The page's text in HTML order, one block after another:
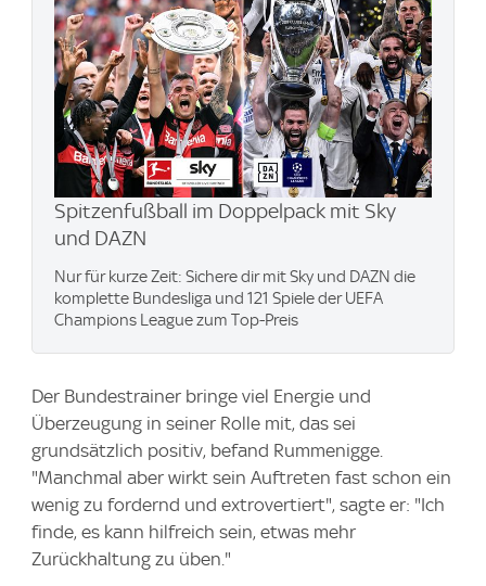
Spitzenfußball im Doppelpack mit Sky
und DAZN
Nur für kurze Zeit: Sichere dir mit Sky und DAZN die
komplette Bundesliga und 121 Spiele der UEFA
Champions League zum Top-Preis
Der Bundestrainer bringe viel Energie und
Überzeugung in seiner Rolle mit, das sei
grundsätzlich positiv, befand Rummenigge.
"Manchmal aber wirkt sein Auftreten fast schon ein
wenig zu fordernd und extrovertiert", sagte er: "Ich
finde, es kann hilfreich sein, etwas mehr
Zurückhaltung zu üben."